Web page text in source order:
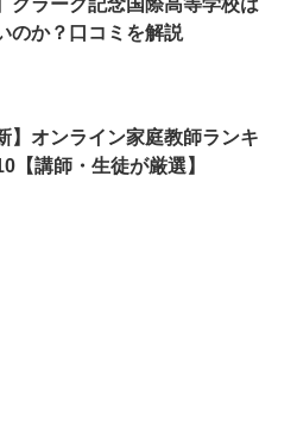
クラーク記念国際高等学校は
のか？口コミを解説
】オンライン家庭教師ランキ
【講師・生徒が厳選】